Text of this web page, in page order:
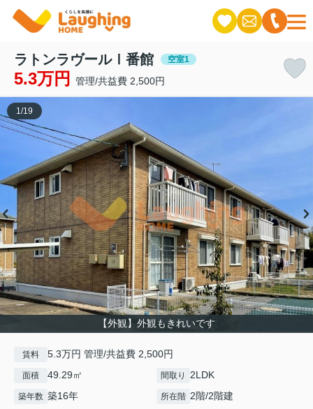
ラトンラヴールⅠ番館 空室1
5.3万円 管理/共益費 2,500円
【外観】外観もきれいです
1 /19
賃料 5.3万円 管理/共益費 2,500円
面積 49.29㎡ 間取り 2LDK
築年数 築16年 所在階 2階/2階建